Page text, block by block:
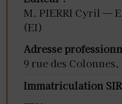
M. PIERRI Cyril —
(EI)
Adresse
9 rue des
Immatriculation